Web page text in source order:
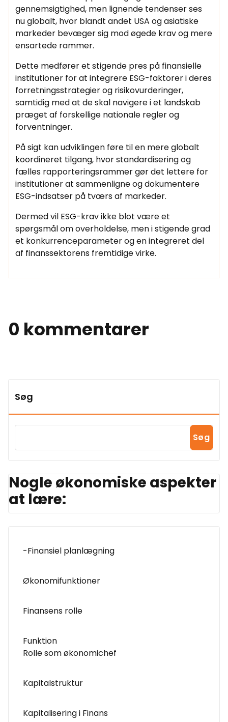
gennemsigtighed, men lignende tendenser ses
nu globalt, hvor blandt andet USA og asiatiske
markeder bevæger sig mod øgede krav og mere
ensartede rammer.
Dette medfører et stigende pres på finansielle
institutioner for at integrere ESG-faktorer i deres
forretningsstrategier og risikovurderinger,
samtidig med at de skal navigere i et landskab
præget af forskellige nationale regler og
forventninger.
På sigt kan udviklingen føre til en mere globalt
koordineret tilgang, hvor standardisering og
fælles rapporteringsrammer gør det lettere for
institutioner at sammenligne og dokumentere
ESG-indsatser på tværs af markeder.
Dermed vil ESG-krav ikke blot være et
spørgsmål om overholdelse, men i stigende grad
et konkurrenceparameter og en integreret del
af finanssektorens fremtidige virke.
0 kommentarer
Søg
Søg
Nogle økonomiske aspekter
at lære:
-Finansiel planlægning
Økonomifunktioner
Finansens rolle
Funktion
Rolle som økonomichef
Kapitalstruktur
Kapitalisering i Finans